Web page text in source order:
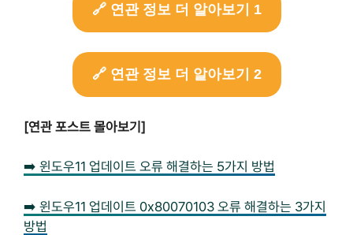
🔗 연관 정보 더 알아보기 1
🔗 연관 정보 더 알아보기 2
[연관 포스트 몰아보기]
➡️ 윈도우11 업데이트 오류 해결하는 5가지 방법
➡️ 윈도우11 업데이트 0x80070103 오류 해결하는 3가지
방법